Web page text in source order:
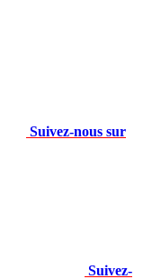
Suivez-nous sur
Suivez-